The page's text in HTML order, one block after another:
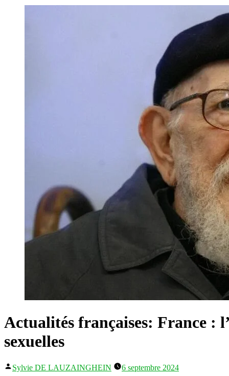
Actualités françaises: France :
sexuelles
Publié
Sylvie DE LAUZAINGHEIN 6 septembre 2024